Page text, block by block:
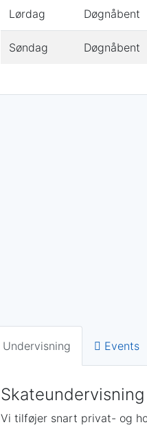
Lørdag Døgnåbent
Søndag Døgnåbent
Undervisning Events
Vi tilføjer snart privat- og